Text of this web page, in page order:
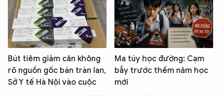
Bút tiêm giảm cân không
rõ nguồn gốc bán tràn lan,
Sở Y tế Hà Nội vào cuộc
Ma túy học đường: Cạm
bẫy trước thềm năm học
mới